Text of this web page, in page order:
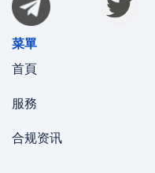
菜單
首頁
服務
合规资讯